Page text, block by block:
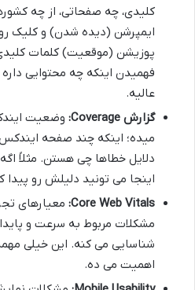
کلیدی، چه صفحاتی، از چه
پوزیشن (موقعیت) کلمات
فهمیدن اینکه چه محتوایی
عالیه.
گزارش Coverage:
وضعیت
میده؛ اینکه چند صفحه
دلایل خطاها چی هستن. مثلاً
اینجا می تونید دلیلش رو پیدا
Core Web Vitals: معیارهای
مشکلات مربوط به سرعت و
شناسایی می کنه. این خیلی
اهمیت می ده.